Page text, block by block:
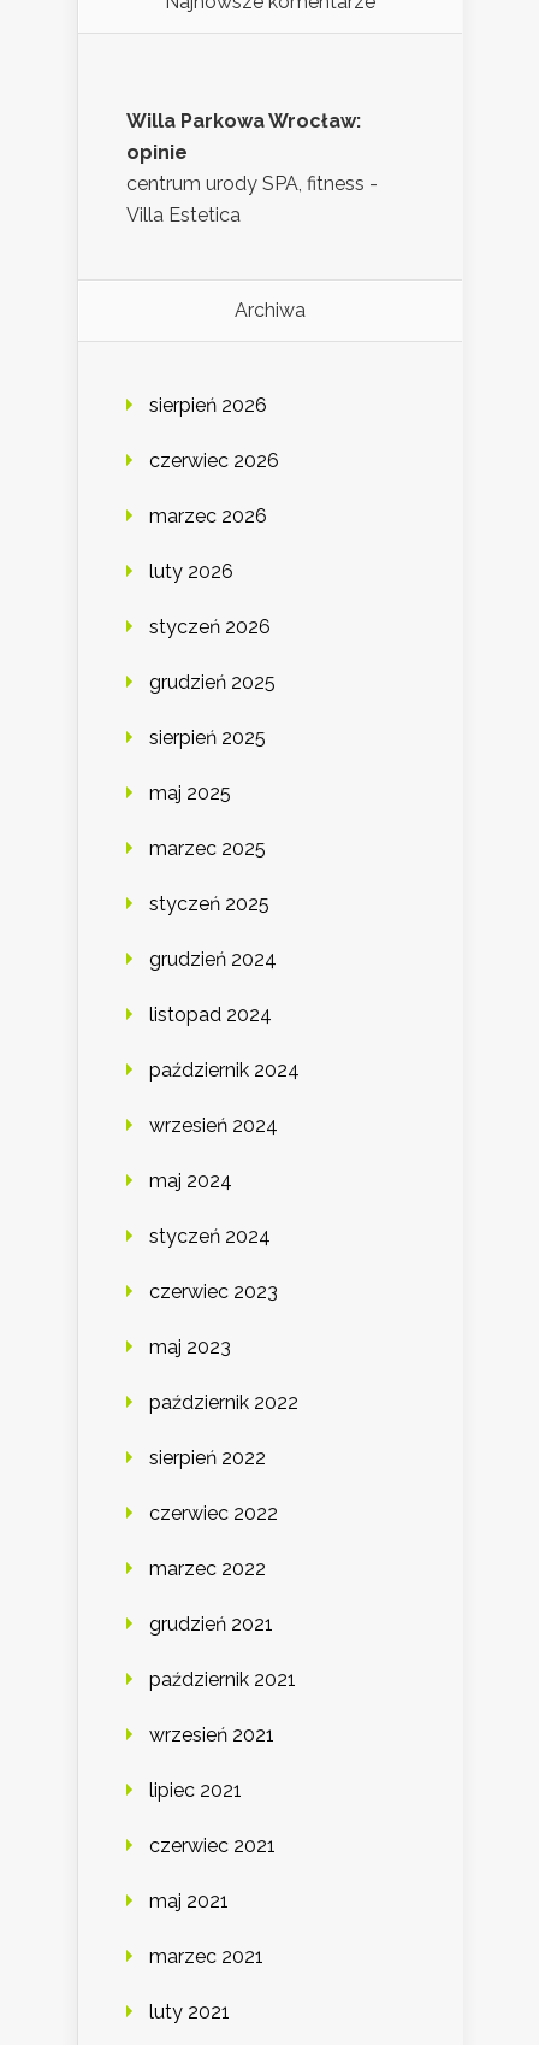
Willa Parkowa Wrocław:
opinie
centrum urody SPA, fitness -
Villa Estetica
Archiwa
sierpień 2026
czerwiec 2026
marzec 2026
luty 2026
styczeń 2026
grudzień 2025
sierpień 2025
maj 2025
marzec 2025
styczeń 2025
grudzień 2024
listopad 2024
październik 2024
wrzesień 2024
maj 2024
styczeń 2024
czerwiec 2023
maj 2023
październik 2022
sierpień 2022
czerwiec 2022
marzec 2022
grudzień 2021
październik 2021
wrzesień 2021
lipiec 2021
czerwiec 2021
maj 2021
marzec 2021
luty 2021